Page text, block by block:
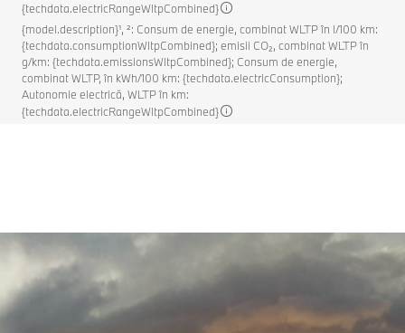
{techdata.electricRangeWltpCombined}
{model.description}¹, ²: Consum de energie, combinat WLTP în l/100 km:
{techdata.consumptionWltpCombined}; emisii CO₂, combinat WLTP în
g/km: {techdata.emissionsWltpCombined}; Consum de energie,
combinat WLTP, în kWh/100 km: {techdata.electricConsumption};
Autonomie electrică, WLTP în km:
{techdata.electricRangeWltpCombined}